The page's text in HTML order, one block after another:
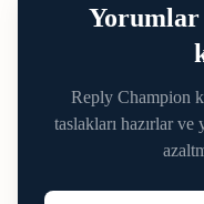
Yorumlar
Reply Champion
taslakları hazırlar ve